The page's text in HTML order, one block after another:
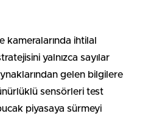
kameralarında ihtilal
yalnızca sayılar
gelen bilgilere
sensörleri test
piyasaya sürmeyi